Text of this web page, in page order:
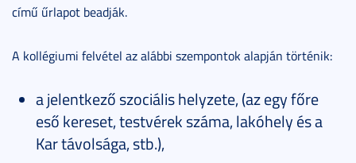
című űrlapot beadják.
A kollégiumi felvétel az alábbi szempontok alapján történik:
a jelentkező szociális helyzete, (az egy főre
eső kereset, testvérek száma, lakóhely és a
Kar távolsága, stb.),